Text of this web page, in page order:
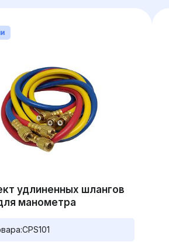
удлиненных шлангов
манометра
CPS101